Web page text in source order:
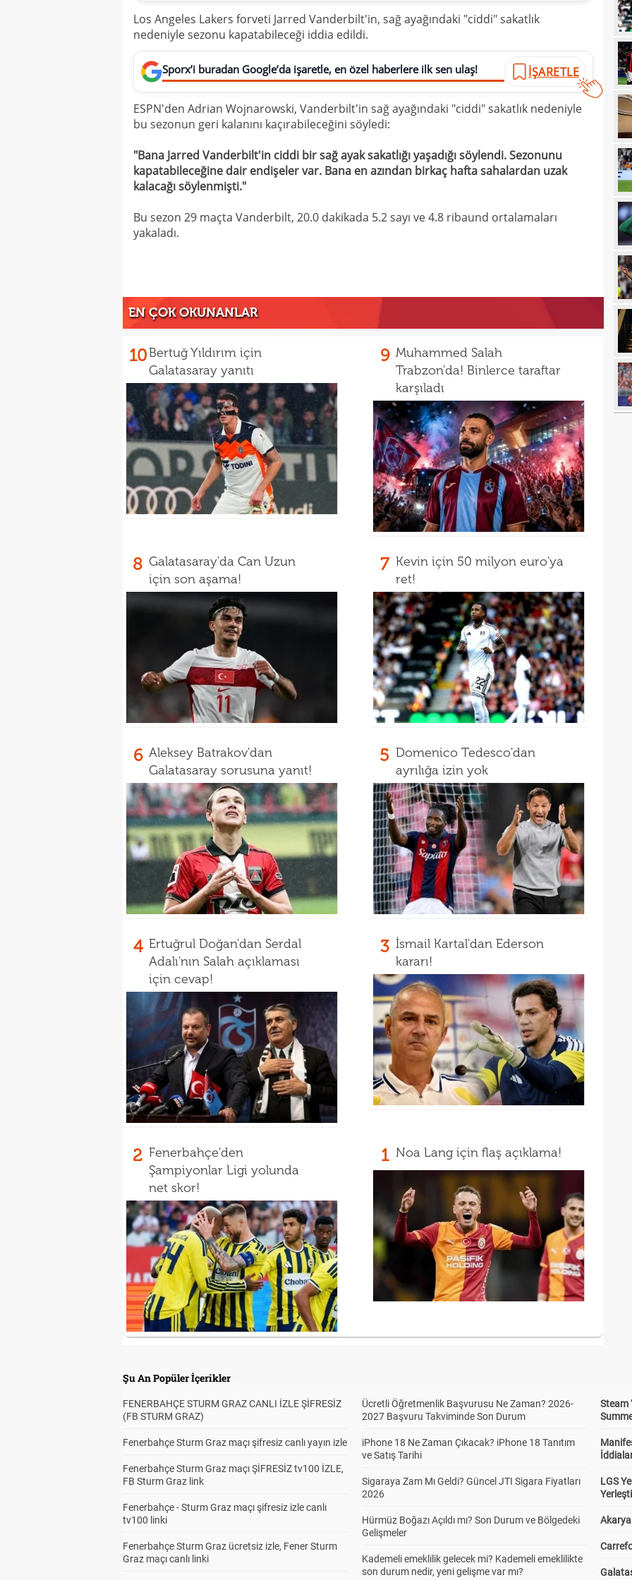
Los Angeles Lakers forveti Jarred Vanderbilt'in, sağ ayağındaki "ciddi" sakatlık
nedeniyle sezonu kapatabileceği iddia edildi.
Sporx’i buradan Google’da işaretle, en özel haberlere ilk sen ulaş! İŞARETLE
ESPN'den Adrian Wojnarowski, Vanderbilt'in sağ ayağındaki "ciddi" sakatlık nedeniyle
bu sezonun geri kalanını kaçırabileceğini söyledi:
"Bana Jarred Vanderbilt'in ciddi bir sağ ayak sakatlığı yaşadığı söylendi. Sezonunu
kapatabileceğine dair endişeler var. Bana en azından birkaç hafta sahalardan uzak
kalacağı söylenmişti."
Bu sezon 29 maçta Vanderbilt, 20.0 dakikada 5.2 sayı ve 4.8 ribaund ortalamaları
yakaladı.
EN ÇOK OKUNANLAR
10Bertuğ Yıldırım için
Galatasaray yanıtı
9 Muhammed Salah
Trabzon'da! Binlerce taraftar
karşıladı
8 Galatasaray'da Can Uzun
için son aşama!
7 Kevin için 50 milyon euro'ya
ret!
6 Aleksey Batrakov'dan
Galatasaray sorusuna yanıt!
5 Domenico Tedesco'dan
ayrılığa izin yok
4 Ertuğrul Doğan'dan Serdal
Adalı'nın Salah açıklaması
için cevap!
3 İsmail Kartal'dan Ederson
kararı!
2 Fenerbahçe'den
Şampiyonlar Ligi yolunda
net skor!
1 Noa Lang için flaş açıklama!
Ligi
Şu An Popüler İçerikler
FENERBAHÇE STURM GRAZ CANLI İZLE ŞİFRESİZ
(FB STURM GRAZ)
Fenerbahçe Sturm Graz maçı şifresiz canlı yayın izle
Fenerbahçe Sturm Graz maçı ŞİFRESİZ tv100 İZLE,
FB Sturm Graz link
Fenerbahçe - Sturm Graz maçı şifresiz izle canlı
tv100 linki
Fenerbahçe Sturm Graz ücretsiz izle, Fener Sturm
Graz maçı canlı linki
Ücretli Öğretmenlik Başvurusu Ne Zaman? 2026-
2027 Başvuru Takviminde Son Durum
iPhone 18 Ne Zaman Çıkacak? iPhone 18 Tanıtım
ve Satış Tarihi
Sigaraya Zam Mı Geldi? Güncel JTI Sigara Fiyatları
2026
Hürmüz Boğazı Açıldı mı? Son Durum ve Bölgedeki
Gelişmeler
Kademeli emeklilik gelecek mi? Kademeli emeklilikte
son durum nedir, yeni gelişme var mı?
Steam
LGS